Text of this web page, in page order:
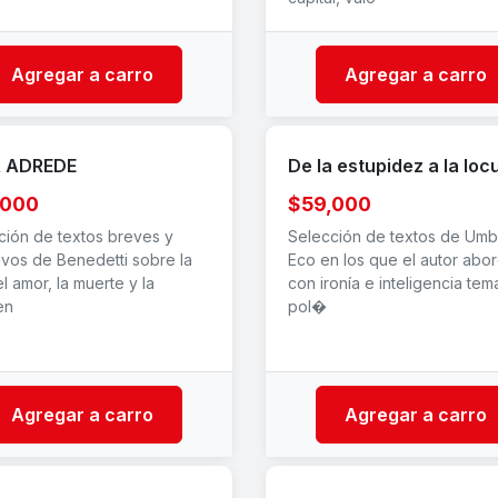
Agregar a carro Agregar a carro
de textos breves y
de Benedetti sobre la
amor, la muerte y la
Agregar a carro
De la estupidez a la
$59,000
Selección de textos de
Eco en los que el autor
con ironía e inteligencia
pol�
Agregar a carro